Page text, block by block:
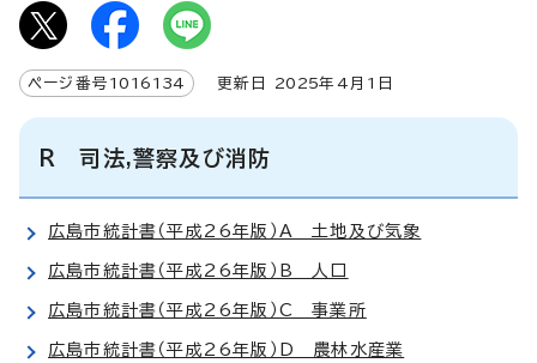
ページ番号 1016134 更新日 2025年4月1日
R 司法,警察及び消防
広島市統計書（平成26年版）A 土地及び気象
広島市統計書（平成26年版）B 人口
広島市統計書（平成26年版）C 事業所
広島市統計書（平成26年版）D 農林水産業